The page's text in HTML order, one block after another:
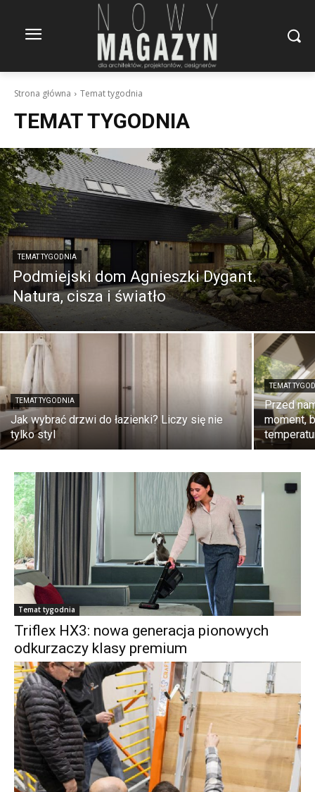
Strona główna Temat tygodnia
TEMAT TYGODNIA
TEMAT TYGODNIA
Podmiejski dom Agnieszki Dygant.
Natura, cisza i światło
TEMAT TYGODNIA
Jak wybrać drzwi do łazienki? Liczy się nie
tylko styl
TEMAT
Przed
moment,
Temat tygodnia
Triflex HX3: nowa generacja pionowych
odkurzaczy klasy premium